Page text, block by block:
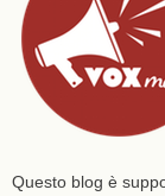
Questo blog è